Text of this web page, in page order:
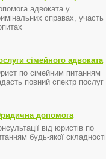
адвоката у
справах, участь
сімейного адвоката
по сімейним питанням
повний спектр послуг
допомога
від юристів по
будь-якої складності